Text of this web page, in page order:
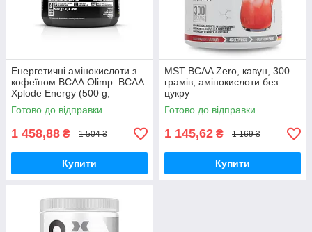
Енергетичні амінокислоти з
кофеїном ВСАА Olimp. BCAA
Xplode Energy (500 g,
фруктовий пунш). Olimp.
Готово до відправки
1 458,88 ₴ 1 504 ₴
Купити
MST BCAA Zero, кавун, 300
грамів, амінокислоти без
цукру
Готово до відправки
1 145,62 ₴ 1 169 ₴
Купити